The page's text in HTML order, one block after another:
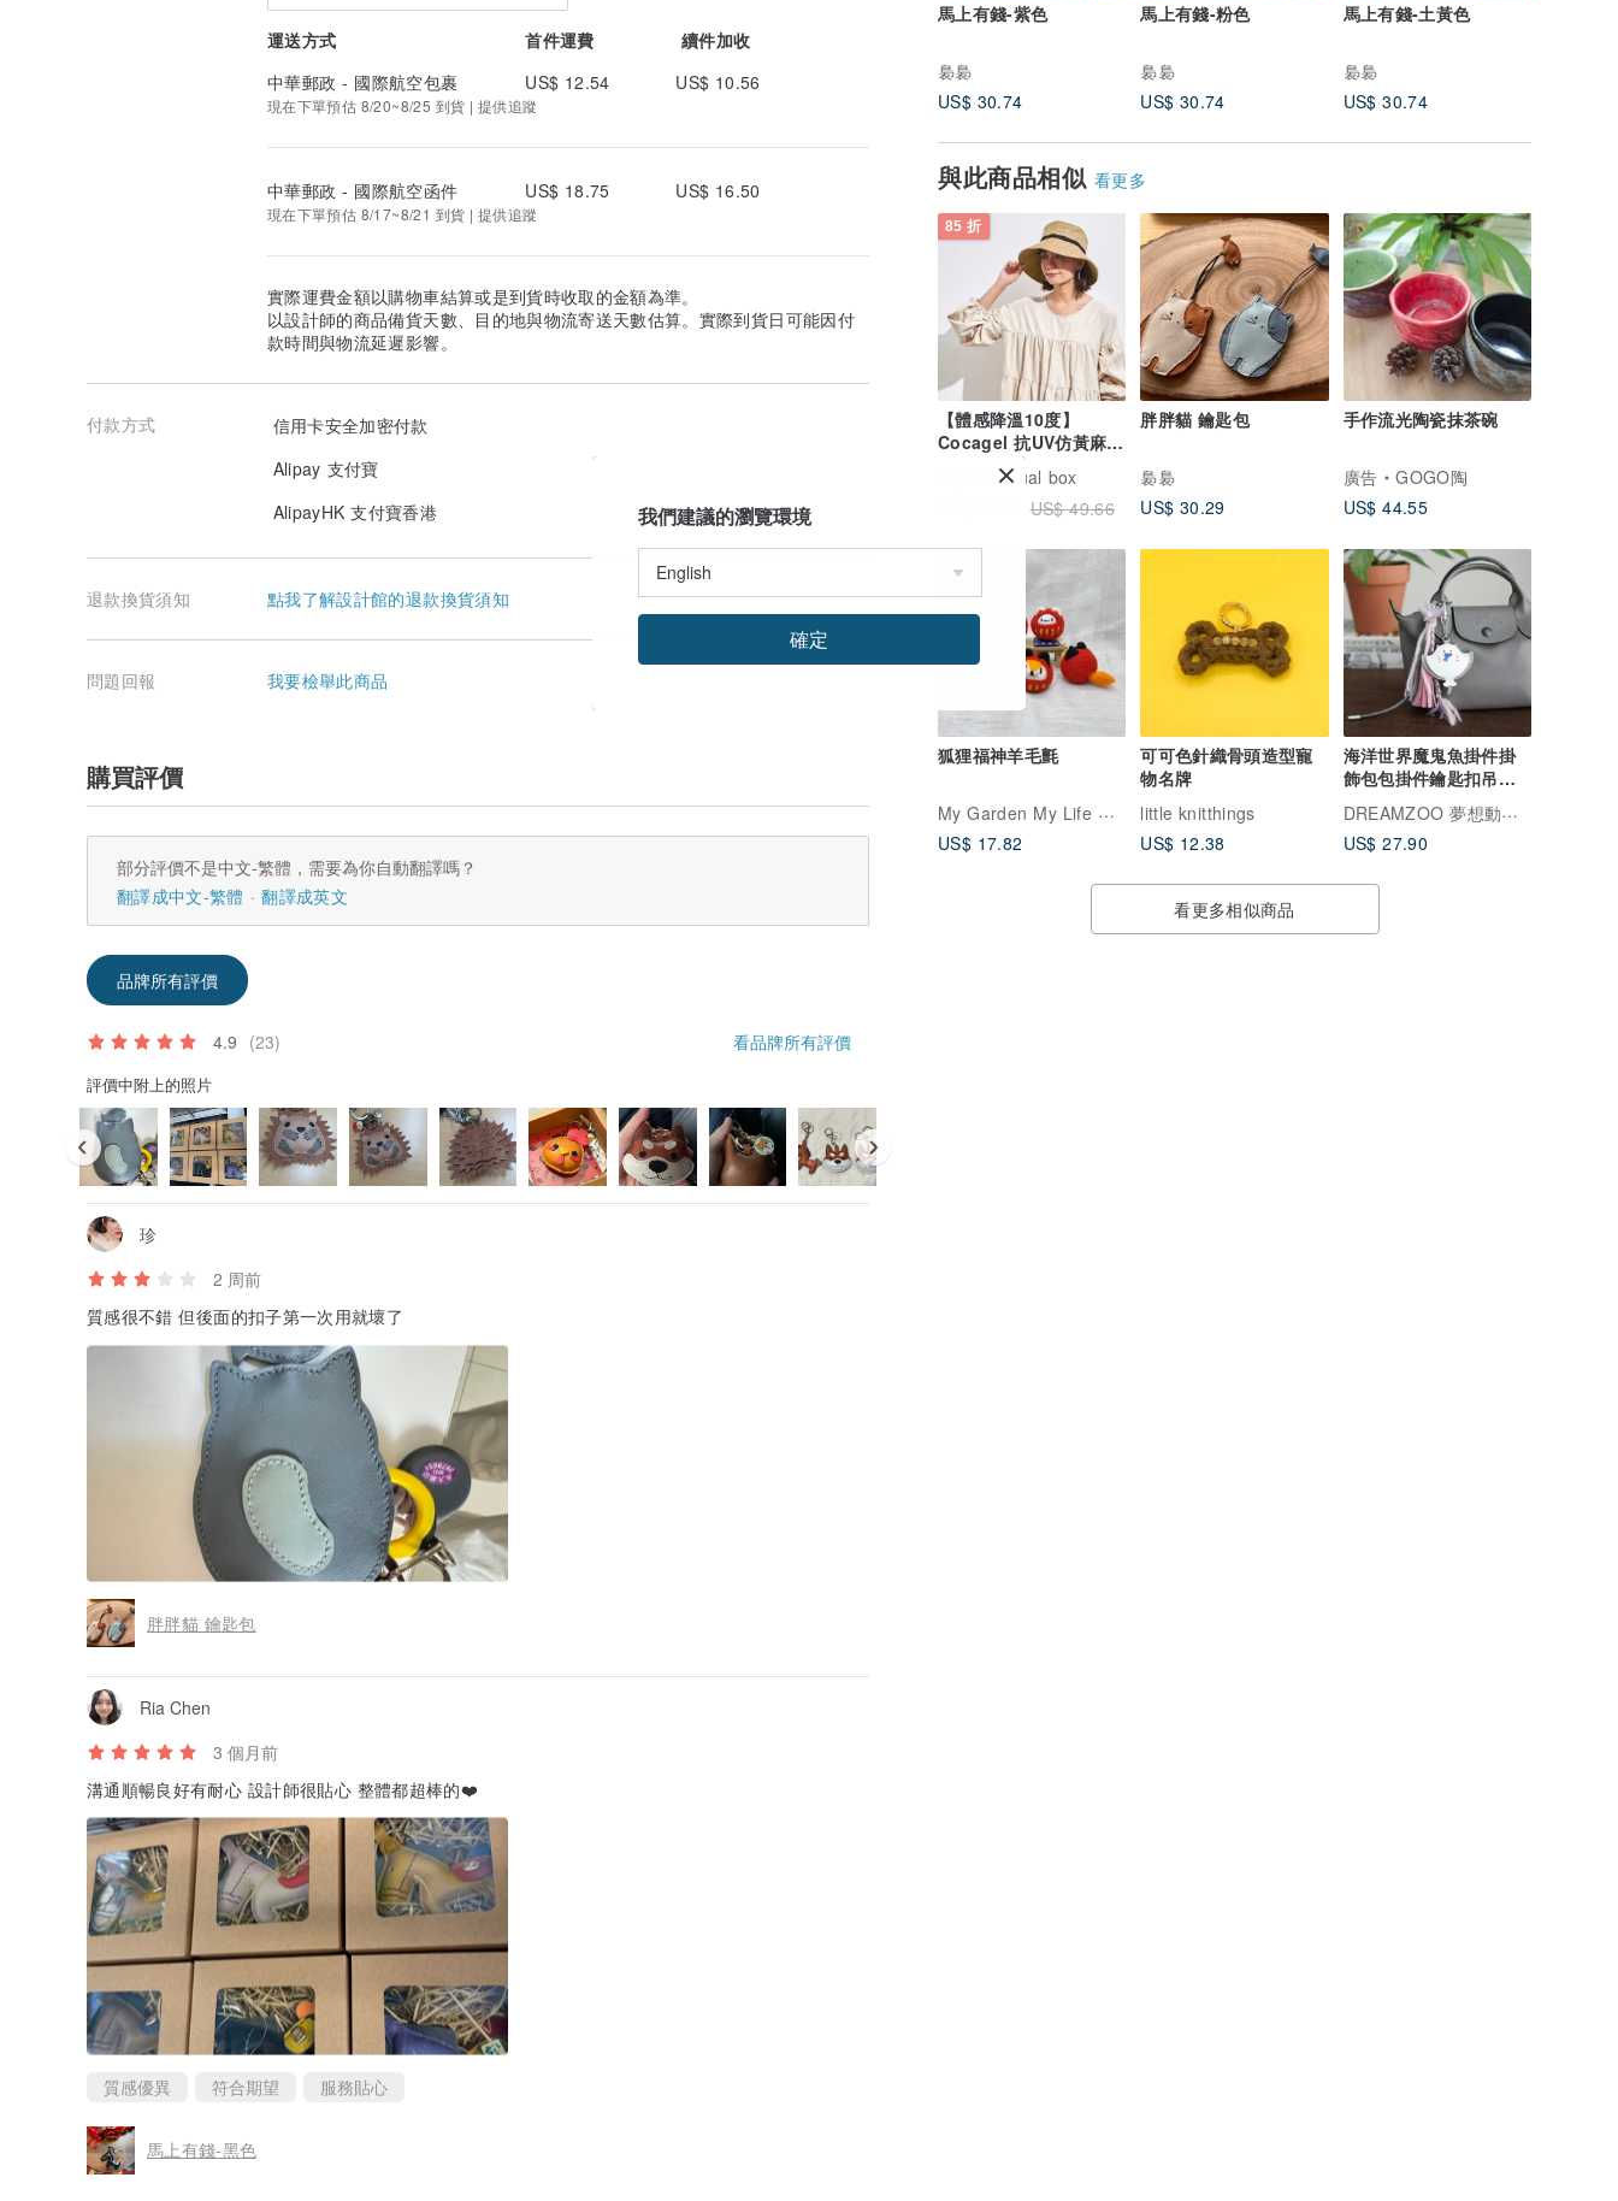
馬上有錢-紫色
裊裊
US$ 30.74
馬上有錢-粉色
裊裊
US$ 30.74
馬上有錢-土黃色
裊裊
US$ 30.74
與此商品相似 看更多
85 折
【體感降溫10度】
Cocagel 抗UV仿黃麻遮
casual box
US$ 49.66
胖胖貓 鑰匙包
裊裊
US$ 30.29
手作流光陶瓷抹茶碗
廣告
GOGO陶
US$ 44.55
狐狸福神羊毛氈
My Garden My Life 我的庭園羊毛氈
US$ 17.82
可可色針織骨頭造型寵
物名牌
little knitthings
US$ 12.38
海洋世界魔鬼魚掛件掛
飾包包掛件鑰匙扣吊飾
真皮客製手工原創
DREAMZOO 夢想動物園
US$ 27.90
看更多相似商品
運送方式 首件運費
續件加收
中華郵政 - 國際航空包裹
US$ 12.54 US$ 10.56
現在下單預估 8/20~8/25 到貨 | 提供追蹤
中華郵政 - 國際航空函件 US$ 18.75 US$ 16.50
現在下單預估 8/17~8/21 到貨 | 提供追蹤
實際運費金額以購物車結算或是到貨時收取的金額為準。
以設計師的商品備貨天數、目的地與物流寄送天數估算。實際到貨日可能因付
款時間與物流延遲影響。
付款方式
信用卡安全加密付款
Alipay 支付寶
AlipayHK 支付寶香港
退款換貨須知 點我了解設計館的退款換貨須知
問題回報 我要檢舉此商品
購買評價
部分評價不是中文-繁體，需要為你自動翻譯嗎？
翻譯成中文-繁體
翻譯成英文
品牌所有評價
4.9 (23) 看品牌所有評價
評價中附上的照片
珍
2 周前
質感很不錯 但後面的扣子第一次用就壞了
胖胖貓 鑰匙包
Ria Chen
3 個月前
溝通順暢良好有耐心 設計師很貼心 整體都超棒的❤️
質感優異 符合期望 服務貼心
馬上有錢-黑色
我們建議的瀏覽環境
確定